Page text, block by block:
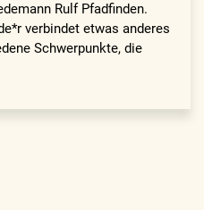
Rulf Pfadfinden.
verbindet etwas anderes
Schwerpunkte, die